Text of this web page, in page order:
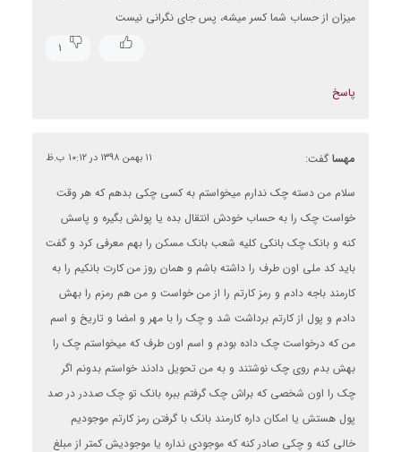
میزان از حساب شما کسر میشه، پس جای نگرانی نیست
۱
پاسخ
مهسا گفت: ۱۱ بهمن ۱۳۹۸ در ۱۰:۱۲ ب.ظ
سلام من دسته چک ندارم میخواستم به کسی چکی بدهم که هر وقت
خواست چک را به حساب خودش انتقال بده یا پولش بگیره و پاسش
کنه و بانک چک بانکی کلیه شعب بانک مسکن را بهم معرفی کرد و گفت
باید کد ملی اون طرف را داشته باشم و همان روز من کارت بانکیم را به
کارمند باجه دادم و رمز کارتم را از من خواست و من هم رمزم را بهش
دادم و پول از کارتم برداشت شد و چک را با مهر و امضا و تاریخ و اسم
من که درخواست چک داده بودم و اسم اون طرف که میخواستم چک را
بهش بدم روی چک نوشتند و به من تحویل دادند خواستم بدونم اگر
چک را اون شخصی که براش چک گرفتم ببره بانک تو چک صددر در صد
پول هستش یا امکان داره کارمند بانک با گرفتن رمز کارتم موجودیم
خالی کنه و چکی صادر کنه که موجودی نداره یا موجودیش کمتر از مبلغ